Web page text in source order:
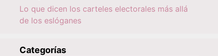
Lo que dicen los carteles electorales más allá
de los eslóganes
Categorías